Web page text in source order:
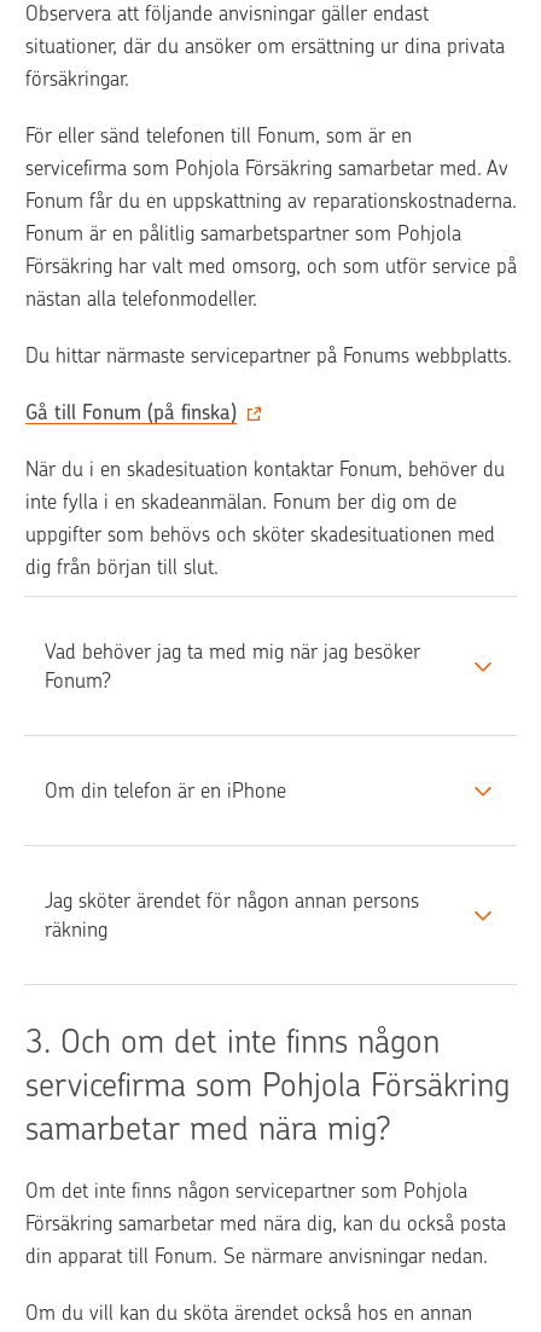
Observera att följande anvisningar gäller endast
situationer, där du ansöker om ersättning ur dina privata
försäkringar.
För eller sänd telefonen till Fonum, som är en
servicefirma som Pohjola Försäkring samarbetar med. Av
Fonum får du en uppskattning av reparationskostnaderna.
Fonum är en pålitlig samarbetspartner som Pohjola
Försäkring har valt med omsorg, och som utför service på
nästan alla telefonmodeller.
Du hittar närmaste servicepartner på Fonums webbplatts.
Gå till Fonum (på finska)
När du i en skadesituation kontaktar Fonum, behöver du
inte fylla i en skadeanmälan. Fonum ber dig om de
uppgifter som behövs och sköter skadesituationen med
dig från början till slut.
Vad behöver jag ta med mig när jag besöker
Om din telefon är en iPhone
Jag sköter ärendet för någon annan persons
räkning
3. Och om det inte finns någon
servicefirma som Pohjola Försäkring
samarbetar med nära mig?
Om det inte finns någon servicepartner som Pohjola
Försäkring samarbetar med nära dig, kan du också posta
din apparat till Fonum. Se närmare anvisningar nedan.
Om du vill kan du sköta ärendet också hos en annan